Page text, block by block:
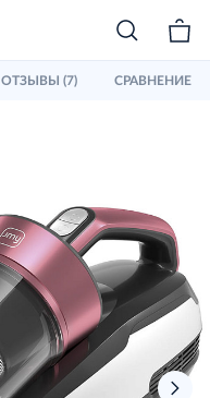
ОТЗЫВЫ (7) СРАВНЕНИЕ
›